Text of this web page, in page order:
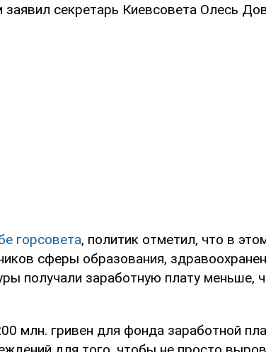
секретарь Киевсовета Олесь
горсовета, политик отметил, что в
сферы образования,
получали заработную плату меньше,
млн. гривен для фонда заработной